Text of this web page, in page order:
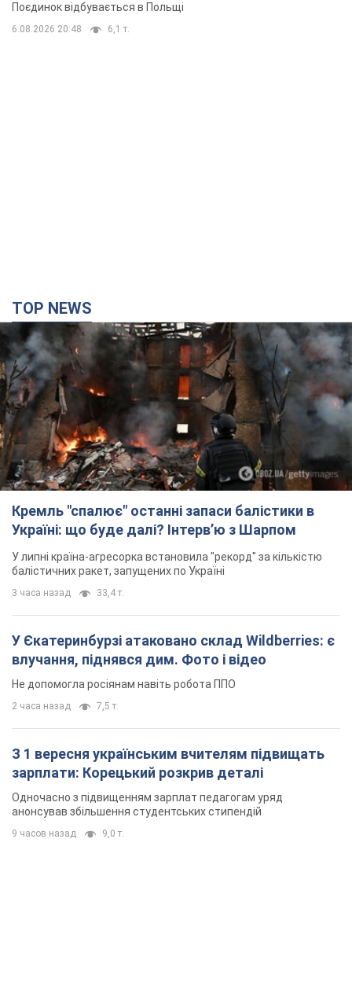
Поєдинок відбувається в Польщі
6.08.2026 20:48 6,1 т.
TOP NEWS
Кремль "спалює" останні запаси балістики в
Україні: що буде далі? Інтерв’ю з Шарпом
У липні країна-агресорка встановила "рекорд" за кількістю
балістичних ракет, запущених по Україні
3 часа назад 33,4 т.
У Єкатеринбурзі атаковано склад Wildberries: є
влучання, піднявся дим. Фото і відео
Не допомогла росіянам навіть робота ППО
2 часа назад 7,5 т.
З 1 вересня українським вчителям підвищать
зарплати: Корецький розкрив деталі
Одночасно з підвищенням зарплат педагогам уряд
анонсував збільшення студентських стипендій
9 часов назад 9,0 т.